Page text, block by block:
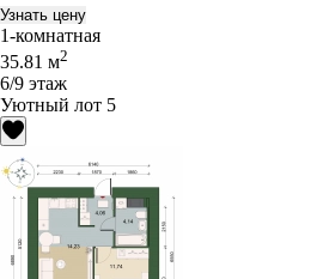
Узнать цену
1-комнатная
35.81 м2
6/9 этаж
Уютный лот 5